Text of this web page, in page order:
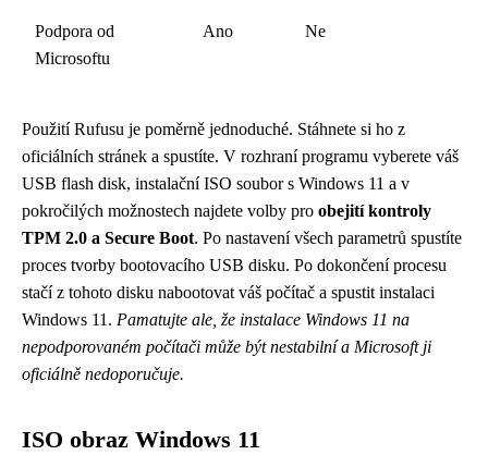
Podpora od
Microsoftu
Ano Ne
Použití Rufusu je poměrně jednoduché. Stáhnete si ho z
oficiálních stránek a spustíte. V rozhraní programu vyberete váš
USB flash disk, instalační ISO soubor s Windows 11 a v
pokročilých možnostech najdete volby pro obejití kontroly
TPM 2.0 a Secure Boot. Po nastavení všech parametrů spustíte
proces tvorby bootovacího USB disku. Po dokončení procesu
stačí z tohoto disku nabootovat váš počítač a spustit instalaci
Windows 11. Pamatujte ale, že instalace Windows 11 na
nepodporovaném počítači může být nestabilní a Microsoft ji
oficiálně nedoporučuje.
ISO obraz Windows 11